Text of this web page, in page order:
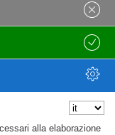
alla elaborazione